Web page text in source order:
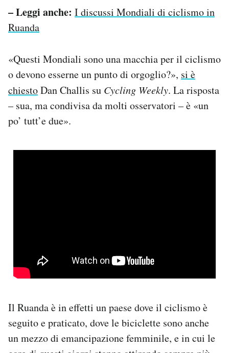
– Leggi anche: I discussi Mondiali di ciclismo in
Ruanda
«Questi Mondiali sono una macchia per il ciclismo
o devono esserne un punto di orgoglio?», si è
chiestoDan Challis su Cycling Weekly. La risposta
– sua, ma condivisa da molti osservatori – è «un
po’ tutt’e due».
Il Ruanda è in effetti un paese dove il ciclismo è
seguito e praticato, dove le biciclette sono anche
un mezzo di emancipazione femminile, e in cui le